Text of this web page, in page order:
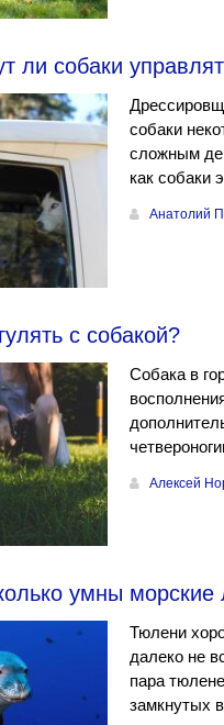
ли собаки
собаки
сложным
как собаки
Анатолий
с собакой?
Собака в
Алексей
умны морские
Тюлени
далеко не
пара
замкнутых